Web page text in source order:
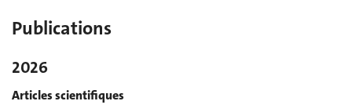
Publications
2026
Articles scientifiques